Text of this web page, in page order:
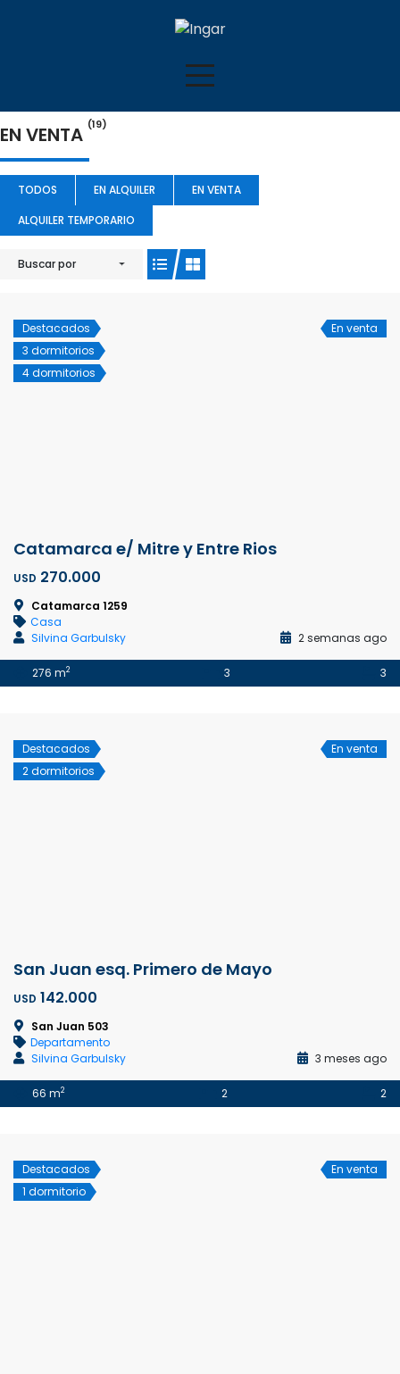
EN VENTA (19)
TODOS EN ALQUILER
EN VENTA
ALQUILER TEMPORARIO
Buscar por
Destacados
3 dormitorios
4 dormitorios
En venta
Catamarca e/ Mitre y Entre Rios
USD 270.000
Catamarca 1259
Casa
Silvina Garbulsky
2 semanas ago
276 m2 3 3
Destacados
2 dormitorios
En venta
San Juan esq. Primero de Mayo
USD 142.000
San Juan 503
Departamento
Silvina Garbulsky
3 meses ago
66 m2 2 2
Destacados
1 dormitorio
En venta